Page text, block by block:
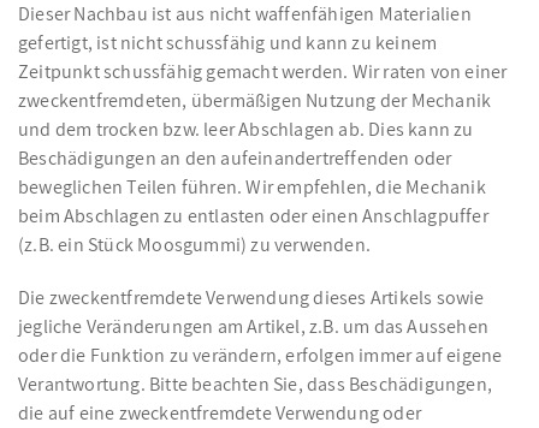
Dieser Nachbau ist aus nicht waffenfähigen Materialien
gefertigt, ist nicht schussfähig und kann zu keinem
Zeitpunkt schussfähig gemacht werden. Wir raten von einer
zweckentfremdeten, übermäßigen Nutzung der Mechanik
und dem trocken bzw. leer Abschlagen ab. Dies kann zu
Beschädigungen an den aufeinandertreffenden oder
beweglichen Teilen führen. Wir empfehlen, die Mechanik
beim Abschlagen zu entlasten oder einen Anschlagpuffer
(z.B. ein Stück Moosgummi) zu verwenden.
Die zweckentfremdete Verwendung dieses Artikels sowie
jegliche Veränderungen am Artikel, z.B. um das Aussehen
oder die Funktion zu verändern, erfolgen immer auf eigene
Verantwortung. Bitte beachten Sie, dass Beschädigungen,
die auf eine zweckentfremdete Verwendung oder